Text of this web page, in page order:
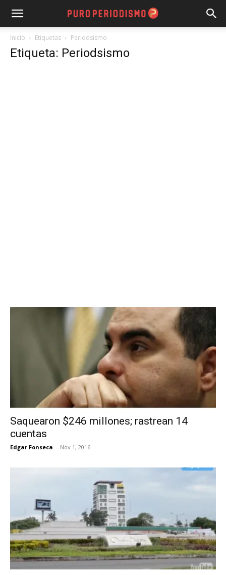
Inicio Etiquetas Periodsismo
Etiqueta: Periodsismo
Saquearon $246 millones; rastrean 14
cuentas
Edgar Fonseca - Nov 1, 2016